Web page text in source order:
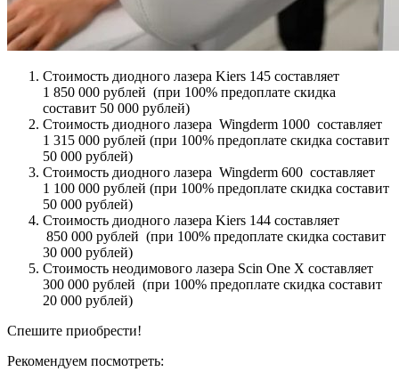
Стоимость диодного лазера Kiers 145 составляет
1 850 000 рублей (при 100% предоплате скидка
составит 50 000 рублей)
Стоимость диодного лазера Wingderm 1000 составляет
1 315 000 рублей (при 100% предоплате скидка составит
50 000 рублей)
Стоимость диодного лазера Wingderm 600 составляет
1 100 000 рублей (при 100% предоплате скидка составит
50 000 рублей)
Стоимость диодного лазера Kiers 144 составляет
850 000 рублей (при 100% предоплате скидка составит
30 000 рублей)
Стоимость неодимового лазера Scin One X составляет
300 000 рублей (при 100% предоплате скидка составит
20 000 рублей)
Спешите приобрести!
Рекомендуем посмотреть: